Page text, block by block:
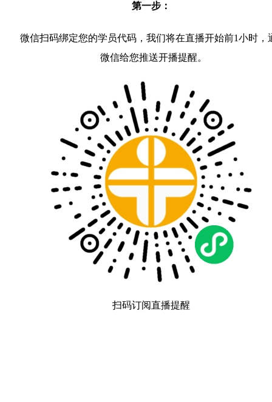
第一步：
微信扫码绑定您的学员代码，我们将在直播开始前1小时，
微信给您推送开播提醒。
扫码订阅直播提醒